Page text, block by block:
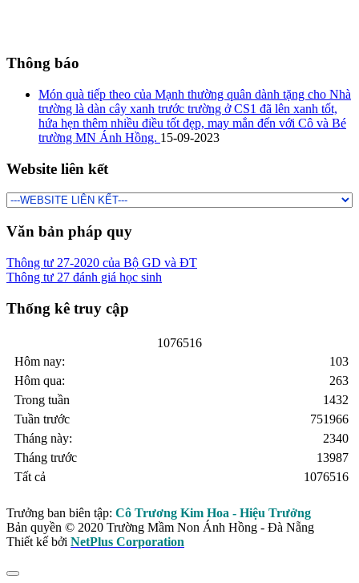
Thông báo
Món quà tiếp theo của Mạnh thường quân dành tặng cho Nhà
trường là dàn cây xanh trước trường ở CS1 đã lên xanh tốt,
hứa hẹn thêm nhiều điều tốt đẹp, may mắn đến với Cô và Bé
trường MN Ánh Hồng. 15-09-2023
Website liên kết
Văn bản pháp quy
Thông tư 27-2020 của Bộ GD và ĐT
Thông tư 27 đánh giá học sinh
Thống kê truy cập
1076516
Hôm nay:
Hôm qua:
Trong tuần
Tuần trước
Tháng này:
Tháng trước
Tất cả
103
263
1432
751966
2340
13987
1076516
Trưởng ban biên tập: Cô Trương Kim Hoa - Hiệu Trưởng
Bản quyền © 2020 Trường Mầm Non Ánh Hồng - Đà Nẵng
Thiết kế bởi NetPlus Corporation